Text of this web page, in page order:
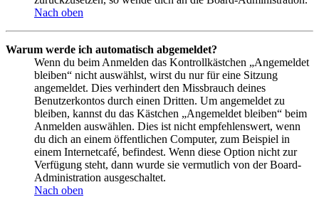
Nach oben
Warum werde ich automatisch abgemeldet?
Wenn du beim Anmelden das Kontrollkästchen „Angemeldet
bleiben“ nicht auswählst, wirst du nur für eine Sitzung
angemeldet. Dies verhindert den Missbrauch deines
Benutzerkontos durch einen Dritten. Um angemeldet zu
bleiben, kannst du das Kästchen „Angemeldet bleiben“ beim
Anmelden auswählen. Dies ist nicht empfehlenswert, wenn
du dich an einem öffentlichen Computer, zum Beispiel in
einem Internetcafé, befindest. Wenn diese Option nicht zur
Verfügung steht, dann wurde sie vermutlich von der Board-
Administration ausgeschaltet.
Nach oben